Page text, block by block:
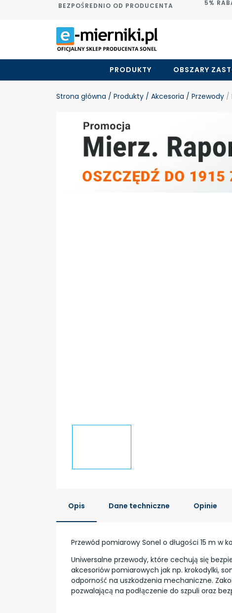
BEZPOŚREDNIO OD PRODUCENTA 5%
PRODUKTY OBSZARY
Strona główna / Produkty / Akcesoria / Przewody /
Opis Dane techniczne Opinie
Przewód pomiarowy Sonel o długości 15 m
Uniwersalne przewody, które cechują się
akcesoriów pomiarowych jak np. krokodylki,
odporność na uszkodzenia mechaniczne.
pozwalającą na podłączenie do szpuli oraz